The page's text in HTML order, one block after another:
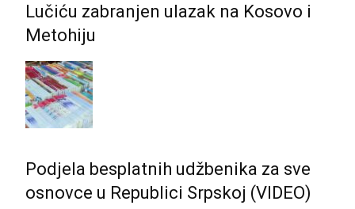
Lučiću zabranjen ulazak na Kosovo i
Metohiju
Podjela besplatnih udžbenika za sve
osnovce u Republici Srpskoj (VIDEO)